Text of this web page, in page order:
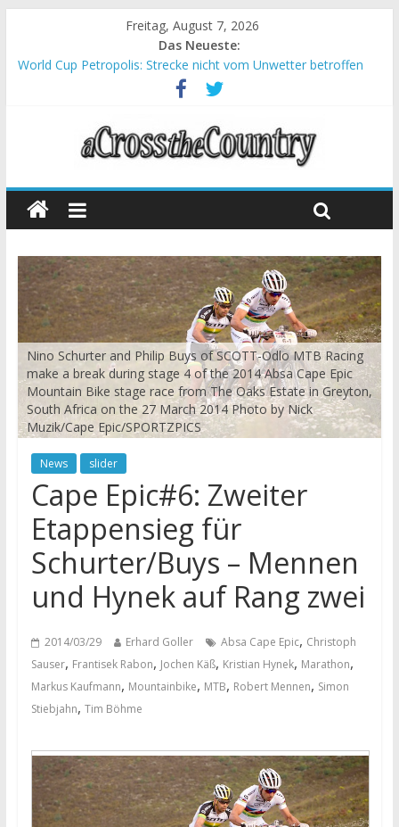
Freitag, August 7, 2026
Das Neueste:
World Cup Petropolis: Strecke nicht vom Unwetter betroffen
Krumbach und Obergessertshausen: Mountainbike-Bundesliga
Supercup Massi Banyoles: Siege für Carod und Richards
Halbzeit beim Andalucia Bike Race: Weltmeister Seewald führt
Chelva: Schweizer Doppelsieg beim ersten XCO-Rennen der
Nino Schurter and Philip Buys of SCOTT-Odlo MTB Racing
make a break during stage 4 of the 2014 Absa Cape Epic
Mountain Bike stage race from The Oaks Estate in Greyton,
South Africa on the 27 March 2014 Photo by Nick
Muzik/Cape Epic/SPORTZPICS
News slider
Cape Epic#6: Zweiter
Etappensieg für
Schurter/Buys – Mennen
und Hynek auf Rang zwei
2014/03/29 Erhard Goller Absa Cape Epic, Christoph
Sauser, Frantisek Rabon, Jochen Käß, Kristian Hynek, Marathon,
Markus Kaufmann, Mountainbike, MTB, Robert Mennen, Simon
Stiebjahn, Tim Böhme